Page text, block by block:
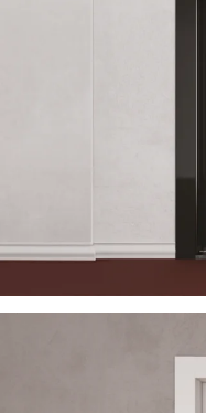
USTELLA 2023 DE